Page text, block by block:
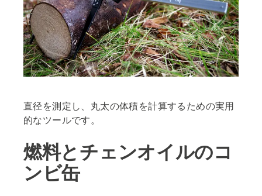
直径を測定し、丸太の体積を計算するための実用
的なツールです。
燃料とチェンオイルのコ
ンビ缶